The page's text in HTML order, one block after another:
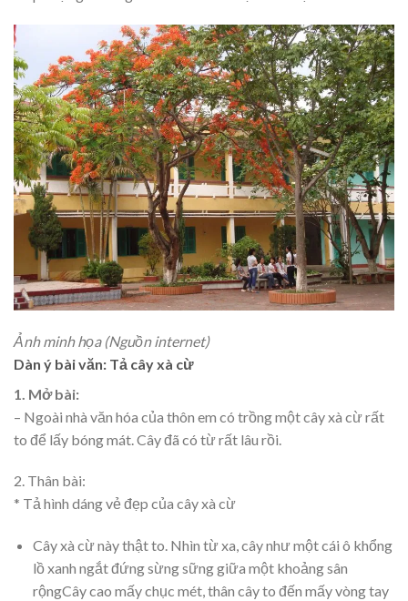
Ảnh minh họa (Nguồn internet)
Dàn ý bài văn: Tả cây xà cừ
1. Mở bài:
– Ngoài nhà văn hóa của thôn em có trồng một cây xà cừ rất
to để lấy bóng mát. Cây đã có từ rất lâu rồi.
2. Thân bài:
* Tả hình dáng vẻ đẹp của cây xà cừ
Cây xà cừ này thật to. Nhìn từ xa, cây như một cái ô khổng
lồ xanh ngắt đứng sừng sững giữa một khoảng sân
rộngCây cao mấy chục mét, thân cây to đến mấy vòng tay